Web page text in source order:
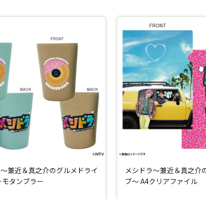
兼近＆真之介のグルメドライ
タンブラー
メシドラ～兼近＆真之介
ブ～ A4クリアファイル